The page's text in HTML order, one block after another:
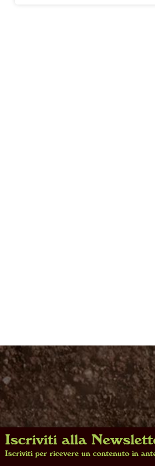
Iscriviti alla
Iscriviti per ricevere un contenuto in